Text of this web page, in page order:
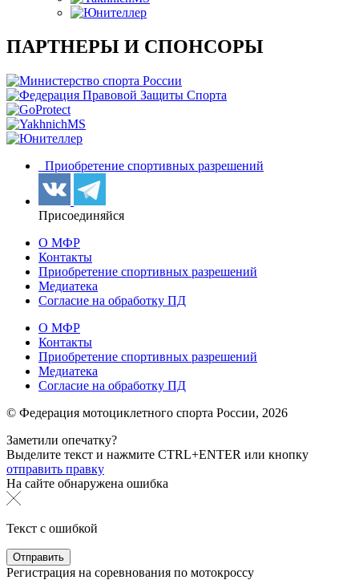
ПАРТНЕРЫ И СПОНСОРЫ
Приобретение спортивных разрешений
Присоединяйся
О МФР
Контакты
Приобретение спортивных разрешений
Медиатека
Согласие на обработку ПД
О МФР
Контакты
Приобретение спортивных разрешений
Медиатека
Согласие на обработку ПД
© Федерация мотоциклетного спорта России, 2026
Заметили опечатку?
Выделите текст и нажмите CTRL+ENTER или кнопку
отправить правку
На сайте обнаружена ошибка
Текст с ошибкой
Регистрация на соревнования по мотокроссу